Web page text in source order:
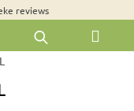
reviews